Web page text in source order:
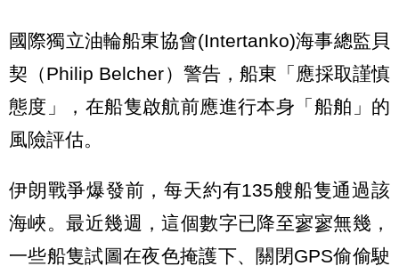
國際獨立油輪船東協會(Intertanko)海事總監貝
契（Philip Belcher）警告，船東「應採取謹慎
態度」，在船隻啟航前應進行本身「船舶」的
風險評估。
伊朗戰爭爆發前，每天約有135艘船隻通過該
海峽。最近幾週，這個數字已降至寥寥無幾，
一些船隻試圖在夜色掩護下、關閉GPS偷偷駛